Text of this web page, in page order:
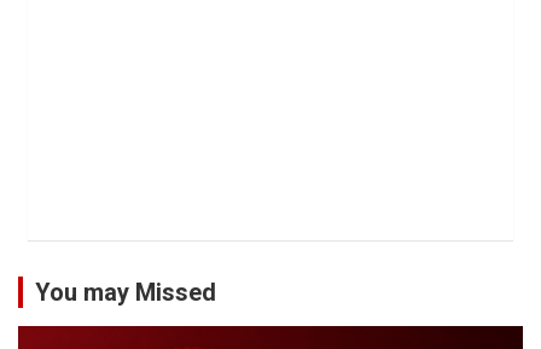
You may Missed